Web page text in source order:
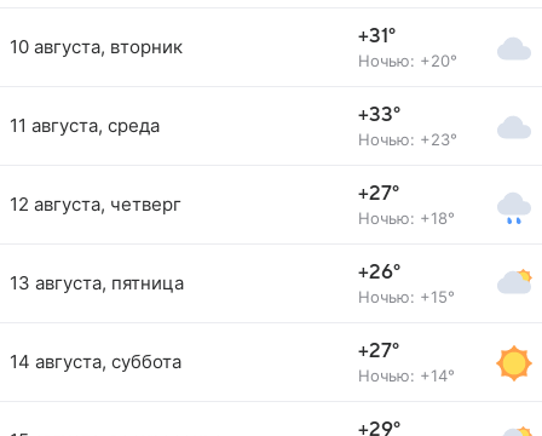
10 августа, вторник +31°
Ночью: +20°
11 августа, среда +33°
Ночью: +23°
12 августа, четверг +27°
Ночью: +18°
13 августа, пятница +26°
Ночью: +15°
14 августа, суббота +27°
Ночью: +14°
+29°